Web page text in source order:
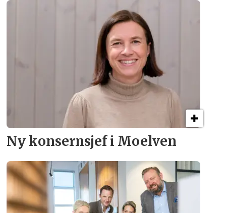
Ny konsern­sjef i Moelven